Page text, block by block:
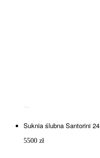
Suknia ślubna Santorini 24
5500 zł